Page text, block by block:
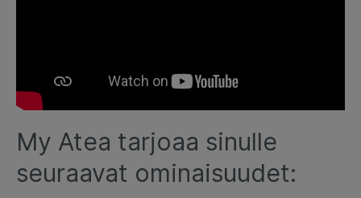
My Atea tarjoaa sinulle
seuraavat ominaisuudet: